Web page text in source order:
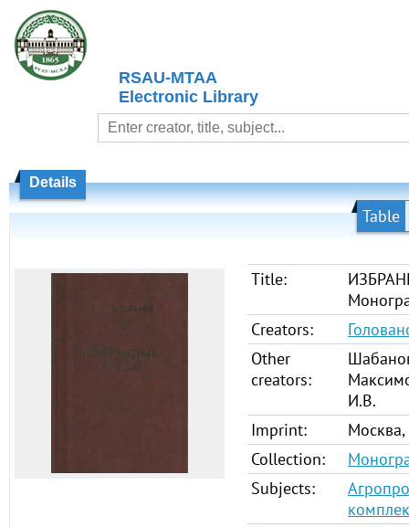
RSAU-MTAA
Electronic Library
Details
Table
Title:
Creators:
Other
creators:
И.В.
Imprint:
Collection:
Subjects: